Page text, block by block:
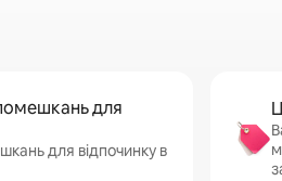
для
для відпочинку в